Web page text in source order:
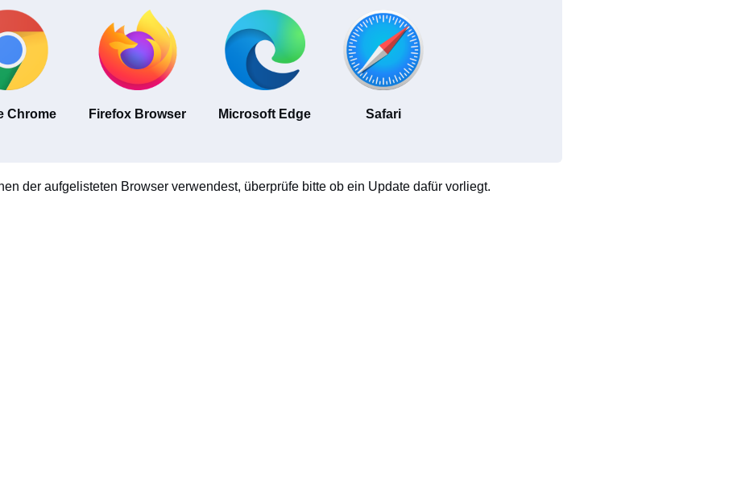
Chrome Firefox Browser Microsoft Edge Safari
der aufgelisteten Browser verwendest, überprüfe bitte ob ein Update dafür vorliegt.